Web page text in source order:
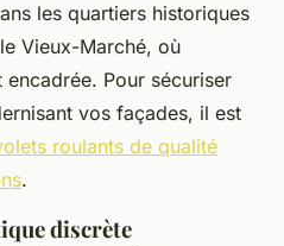
les quartiers historiques
Vieux-Marché, où
encadrée. Pour sécuriser
vos façades, il est
roulants de qualité
.
discrète